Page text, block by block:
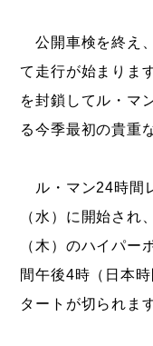
公開車検を終え
て走行が始まりま
を封鎖してル・マ
る今季最初の貴重
ル・マン24時間
（水）に開始され
（木）のハイパー
間午後4時（日本
タートが切られます